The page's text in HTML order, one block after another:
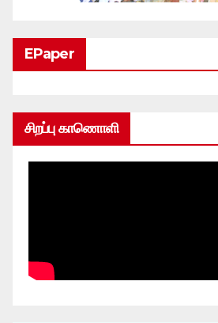
EPaper
சிறப்பு காணொளி